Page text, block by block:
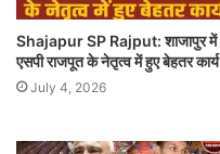
Shajapur SP Rajput: शाजापुर में
एसपी राजपूत के नेतृत्व में हुए बेहतर कार्य
July 4, 2026